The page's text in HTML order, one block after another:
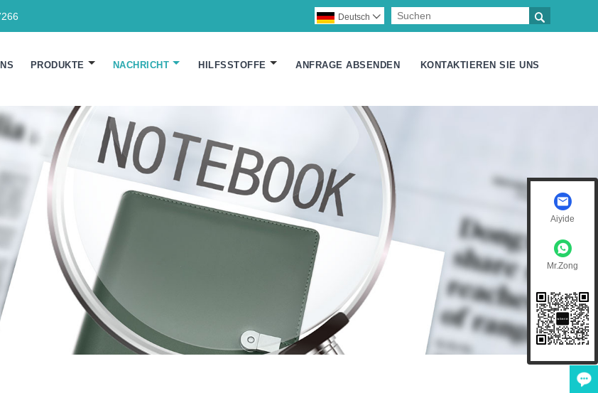

Deutsch 
PRODUKTE NACHRICHT HILFSSTOFFE ANFRAGE ABSENDEN KONTAKTIEREN SIE UNS
Aiyide
Mr.Zong